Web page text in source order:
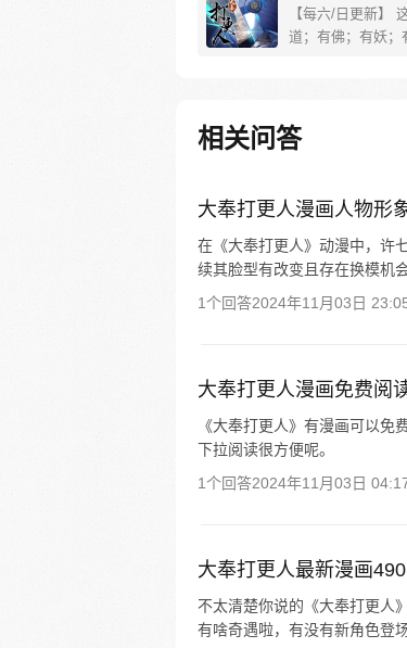
【每六/日更新】
道；有佛；有妖；
果…… 改编自阅文
同名小说 QQ群号
相关问答
大奉打更人漫画人物形
在《大奉打更人》动漫中，许
续其脸型有改变且存在换模机会
1个回答2024年11月03日
大奉打更人漫画免费阅
《大奉打更人》有漫画可以免
下拉阅读很方便呢。
1个回答2024年11月03日
大奉打更人最新漫画490
不太清楚你说的《大奉打更人
有啥奇遇啦，有没有新角色登